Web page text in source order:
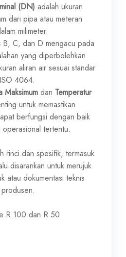
(DN) adalah ukuran
dari pipa atau meteran
milimeter.
B, C, dan D mengacu pada
yang diperbolehkan
aliran air sesuai standar
4064.
Maksimum dan Temperatur
untuk memastikan
berfungsi dengan baik
operasional tertentu.
rinci dan spesifik, termasuk
disarankan untuk merujuk
atau dokumentasi teknis
R 100 dan R 50